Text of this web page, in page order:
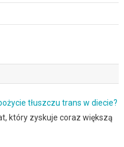
tłuszczu trans w diecie?
który zyskuje coraz większą